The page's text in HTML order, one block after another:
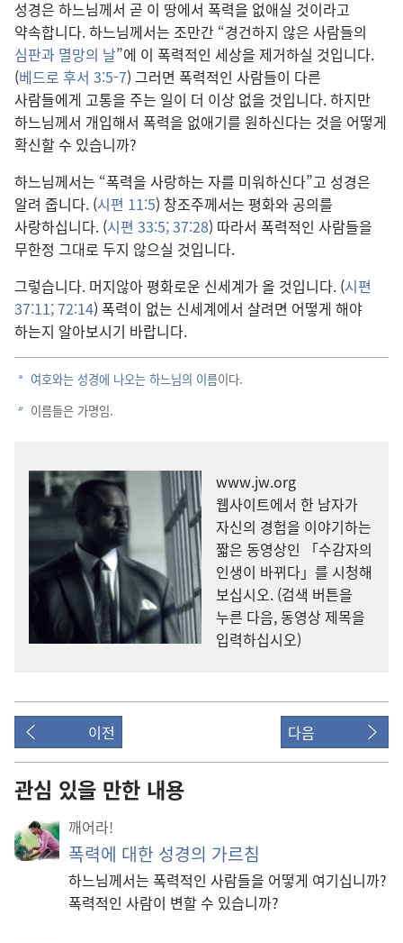
성경은 하느님께서 곧 이 땅에서 폭력을 없애실 것이라고
약속합니다. 하느님께서는 조만간 “경건하지 않은 사람들의
심판과 멸망의 날”에 이 폭력적인 세상을 제거하실 것입니다.
(베드로 후서 3:5-7) 그러면 폭력적인 사람들이 다른
사람들에게 고통을 주는 일이 더 이상 없을 것입니다. 하지만
하느님께서 개입해서 폭력을 없애기를 원하신다는 것을 어떻게
확신할 수 있습니까?
하느님께서는 “폭력을 사랑하는 자를 미워하신다”고 성경은
알려 줍니다. (시편 11:5) 창조주께서는 평화와 공의를
사랑하십니다. (시편 33:5;37:28) 따라서 폭력적인 사람들을
무한정 그대로 두지 않으실 것입니다.
그렇습니다. 머지않아 평화로운 신세계가 올 것입니다. (시편
37:11;72:14) 폭력이 없는 신세계에서 살려면 어떻게 해야
하는지 알아보시기 바랍니다.
a 여호와는 성경에 나오는 하느님의 이름이다.
b 이름들은 가명임.
www.jw.org
웹사이트에서 한 남자가
자신의 경험을 이야기하는
짧은 동영상인
「수감자의
인생이 바뀌다」 를 시청해
보십시오. (검색 버튼을
누른 다음, 동영상 제목을
입력하십시오)
이전 다음
관심 있을 만한 내용
깨어라!
폭력에 대한 성경의 가르침
하느님께서는 폭력적인 사람들을 어떻게 여기십니까?
폭력적인 사람이 변할 수 있습니까?